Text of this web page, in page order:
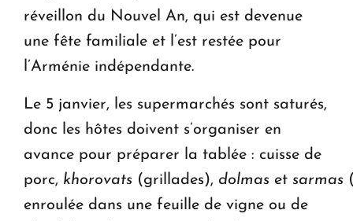
réveillon du Nouvel An, qui est devenue
une fête familiale et l’est restée pour
l’Arménie indépendante.
Le 5 janvier, les supermarchés sont saturés,
donc les hôtes doivent s’organiser en
avance pour préparer la tablée : cuisse de
porc, khorovats (grillades), dolmas et sarmas
enroulée dans une feuille de vigne ou de